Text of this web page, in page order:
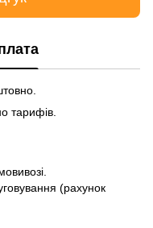
тарифів.
(рахунок